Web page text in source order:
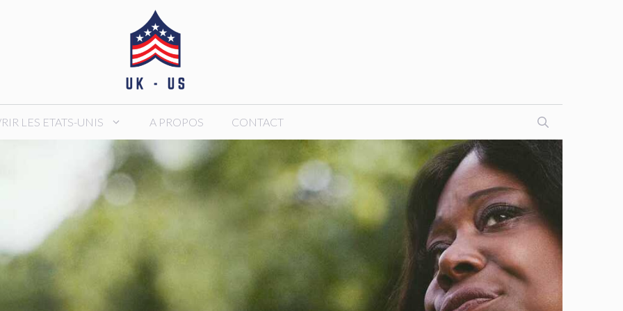
LES ETATS-UNIS A PROPOS CONTACT